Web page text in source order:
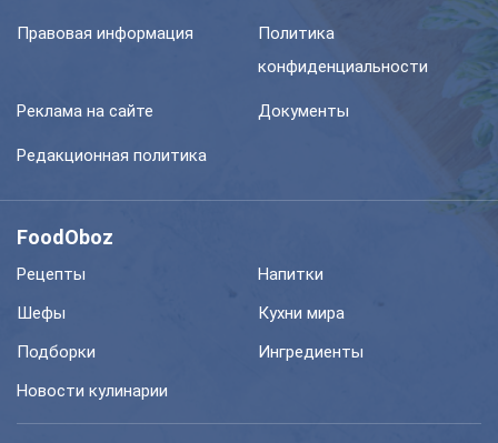
Правовая информация
Политика
конфиденциальности
Реклама на сайте Документы
Редакционная политика
FoodOboz
Рецепты
Напитки
Шефы
Кухни мира
Подборки
Ингредиенты
Новости кулинарии